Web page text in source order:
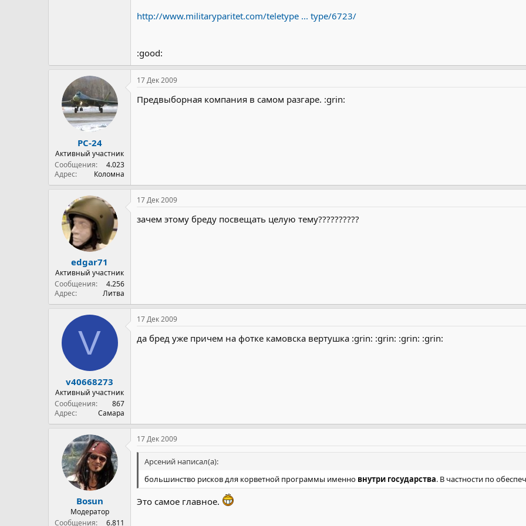
http://www.militaryparitet.com/teletype ... type/6723/
:good:
РС-24
Активный участник
Сообщения
4.023
Адрес
Коломна
17 Дек 2009
Предвыборная компания в самом разгаре. :grin:
edgar71
Активный участник
Сообщения
4.256
Адрес
Литва
17 Дек 2009
зачем этому бреду посвещать целую тему??????????
V
v40668273
Активный участник
Сообщения
867
Адрес
Самара
17 Дек 2009
да бред уже причем на фотке камовска вертушка :grin: :grin: :grin: :grin:
Bosun
Модератор
Сообщения
6.811
17 Дек 2009
Арсений написал(а):
большинство рисков для корветной программы именно внутри государства. В частности по
Это самое главное.